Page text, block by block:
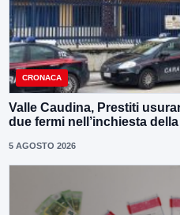
CRONACA
Valle Caudina, Prestiti
due fermi nell’inchiesta
5 AGOSTO 2026